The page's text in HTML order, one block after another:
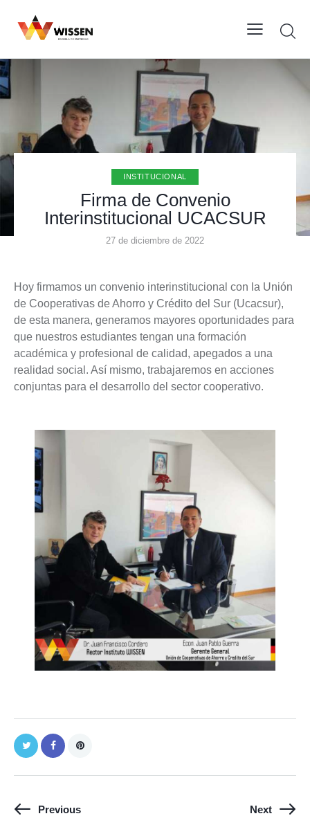
INSTITUCIONAL
Firma de Convenio
Interinstitucional UCACSUR
27 de diciembre de 2022
Hoy firmamos un convenio interinstitucional con la Unión
de Cooperativas de Ahorro y Crédito del Sur (Ucacsur),
de esta manera, generamos mayores oportunidades para
que nuestros estudiantes tengan una formación
académica y profesional de calidad, apegados a una
realidad social. Así mismo, trabajaremos en acciones
conjuntas para el desarrollo del sector cooperativo.
Previous Next